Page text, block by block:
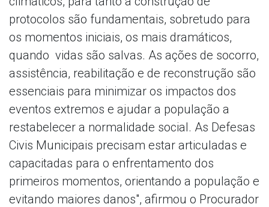
protocolos são fundamentais, sobretudo para
os momentos iniciais, os mais dramáticos,
quando vidas são salvas. As ações de socorro,
assistência, reabilitação e de reconstrução são
essenciais para minimizar os impactos dos
eventos extremos e ajudar a população a
restabelecer a normalidade social. As Defesas
Civis Municipais precisam estar articuladas e
capacitadas para o enfrentamento dos
primeiros momentos, orientando a população e
evitando maiores danos", afirmou o Procurador